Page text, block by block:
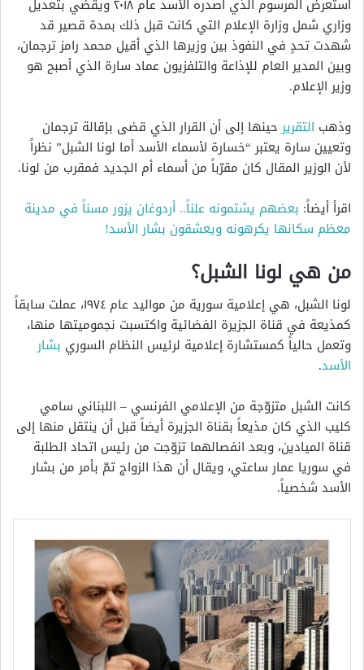
استعرض المرسوم الذي أصدره الأسد عام ٢٠١٨ ويقضي بتعديل
وزاري شمل وزارة الإعلام التي كانت قبل ذلك بمدة قصير قد
شهدت تحدٍ في النفوذ بين وزيرها الذي أقيل محمد رامز ترجمان،
وبين المدير العام للإذاعة والتلفزيون عماد سارة الذي أصبح هو
وزير الإعلام.
وذهب التقريرحينها إلى أن القرار الذي قضى بإقالة ترجمان
وتعيين سارة يعتبر “خسارة لأسماء الأسد أما لونا الشبل” نظراً
لأن الوزير المقال كان مقرّباً من أسماء أم الجديد فمقرب من لونا.
اقرأ أيضاً: بعضهم يشتمونه علناً.. أردوغان يزور مسناً في مدينة
معظم سكانها يكرهونه ويعشقون بشار الأسد!
من هي لونا الشبل؟
لونا الشبل، هي إعلامية سورية من مواليد عام ١٩٧٤ ، عملت سابقاً
كمذيعة في قناة الجزيرة الفضائية واكتسبت نجموميتها منها،
وتعمل حالياً كمستشارة إعلامية لرئيس النظام السوري بشار
الأسد.
كانت الشبل متزوّجة من الإعلامي الفرنسي – اللبناني سامي
كليب الذي كان مذيعاً بقناة الجزيرة أيضاً قبل أن ينتقل منها إلى
قناة الميادين، وبعد انفصالهما تزوّجت من رئيس اتحاد الطلبة
في سوريا عمار ساعتي، ويقال أن هذا الزواج تمّ بأمر من بشار
الأسد شخصياً.